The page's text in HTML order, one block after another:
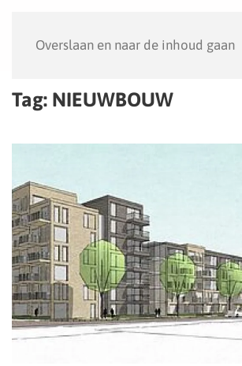
Overslaan en naar de inhoud gaan
Tag: NIEUWBOUW